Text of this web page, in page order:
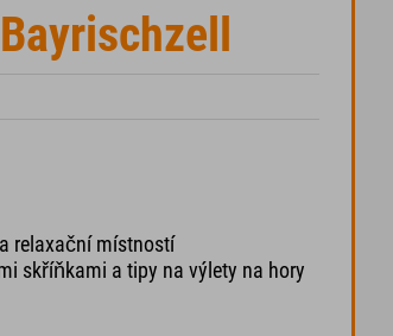
relaxační místností
skříňkami a tipy na výlety na hory